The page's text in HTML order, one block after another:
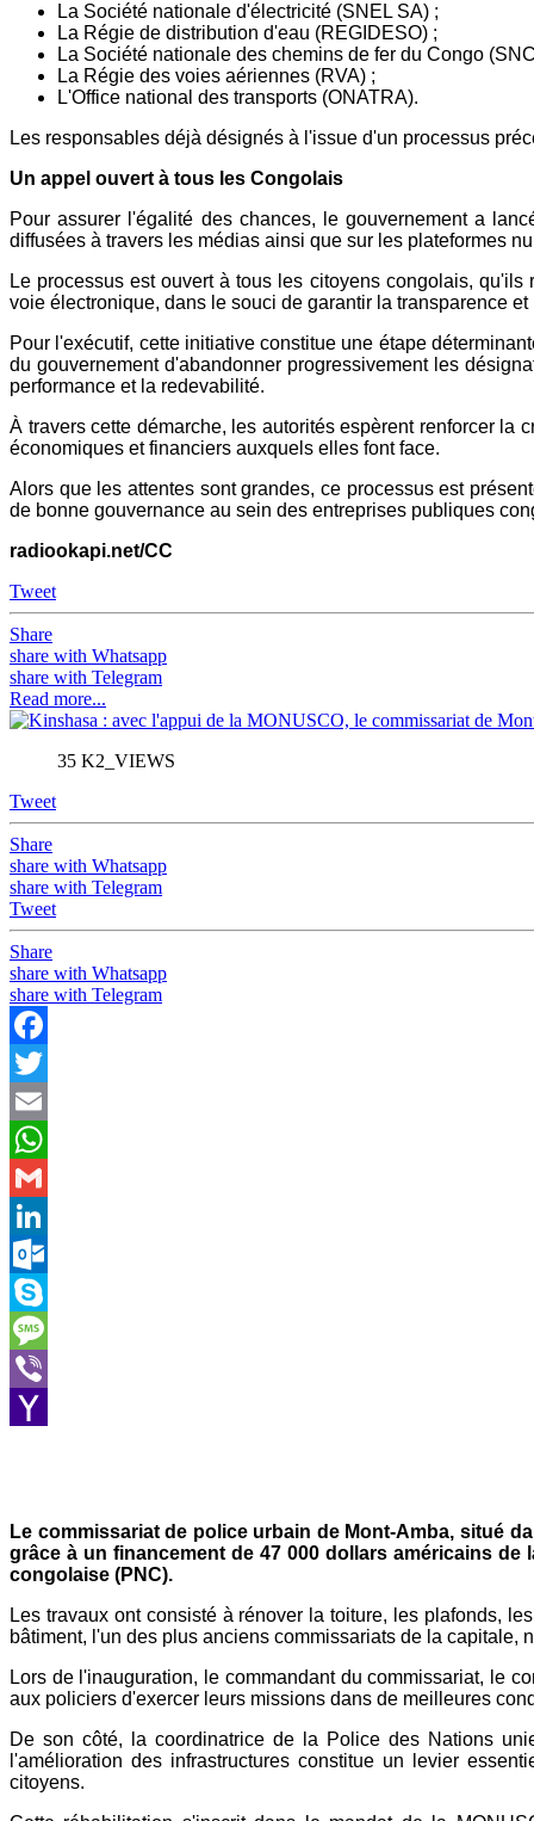
La Société nationale d'électricité (SNEL SA) ;
La Régie de distribution d'eau (REGIDESO) ;
La Société nationale des chemins de fer du Congo
La Régie des voies aériennes (RVA) ;
L'Office national des transports (ONATRA).
Les responsables déjà désignés à l'issue d'un processus
Un appel ouvert à tous les Congolais
Pour assurer l'égalité des chances, le gouvernement a
diffusées à travers les médias ainsi que sur les plateformes
Le processus est ouvert à tous les citoyens congolais,
voie électronique, dans le souci de garantir la transparence
Pour l'exécutif, cette initiative constitue une étape
du gouvernement d'abandonner progressivement les
performance et la redevabilité.
À travers cette démarche, les autorités espèrent renforcer
économiques et financiers auxquels elles font face.
Alors que les attentes sont grandes, ce processus est
de bonne gouvernance au sein des entreprises publiques
radiookapi.net/CC
Tweet
Share
share with Whatsapp
share with Telegram
Read more...
35 K2_VIEWS
Tweet
Share
share with Whatsapp
share with Telegram
Tweet
Share
share with Whatsapp
share with Telegram
Facebook
Twitter
Email
WhatsApp
Gmail
LinkedIn
Outlook.com
Skype
Message
Viber
Le commissariat de police urbain de Mont-Amba, situé
grâce à un financement de 47 000 dollars américains
congolaise (PNC).
Les travaux ont consisté à rénover la toiture, les plafonds,
bâtiment, l'un des plus anciens commissariats de la
Lors de l'inauguration, le commandant du commissariat, le
aux policiers d'exercer leurs missions dans de meilleures
De son côté, la coordinatrice de la Police des Nations
l'amélioration des infrastructures constitue un levier
citoyens.